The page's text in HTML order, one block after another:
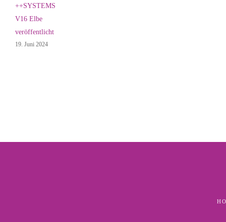
++SYSTEMS
V16 Elbe
veröffentlicht
19. Juni 2024